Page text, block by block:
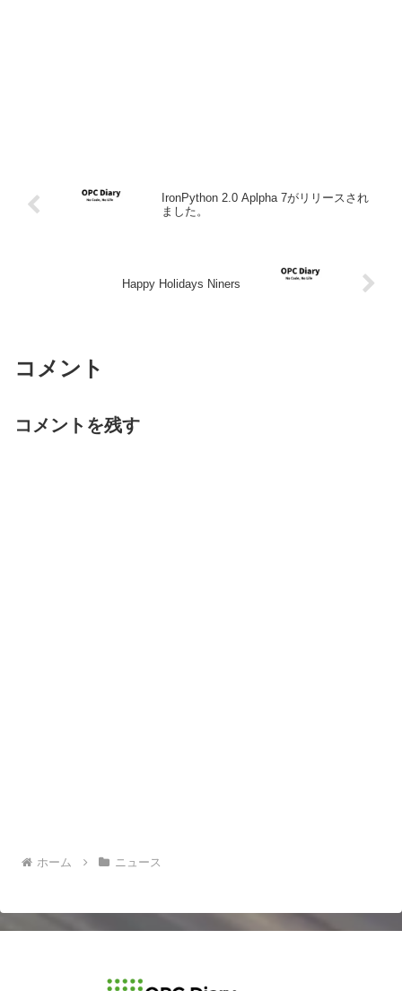
IronPython 2.0 Aplpha 7がリリースされ
ました。
Happy Holidays Niners
コメント
コメントを残す
ホーム ニュース